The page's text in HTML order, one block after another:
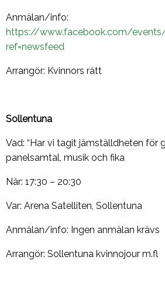
Anmälan/info:
https://www.facebook.com/events/
ref=newsfeed
Arrangör: Kvinnors rätt
Sollentuna
Vad: “Har vi tagit jämställdheten för
panelsamtal, musik och fika
När: 17:30 – 20:30
Var: Arena Satelliten, Sollentuna
Anmälan/info: Ingen anmälan krävs
Arrangör: Sollentuna kvinnojour m.fl